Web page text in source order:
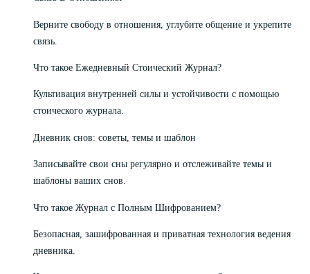
Верните свободу в отношения, углубите общение и укрепите
связь.
Что такое Ежедневный Стоический Журнал?
Культивация внутренней силы и устойчивости с помощью
стоического журнала.
Дневник снов: советы, темы и шаблон
Записывайте свои сны регулярно и отслеживайте темы и
шаблоны ваших снов.
Что такое Журнал с Полным Шифрованием?
Безопасная, зашифрованная и приватная технология ведения
дневника.